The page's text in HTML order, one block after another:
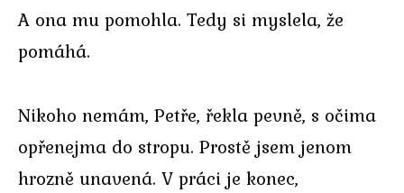
A ona mu pomohla. Tedy si myslela, že
pomáhá.
Nikoho nemám, Petře, řekla pevně, s očima
opřenejma do stropu. Prostě jsem jenom
hrozně unavená. V práci je konec,